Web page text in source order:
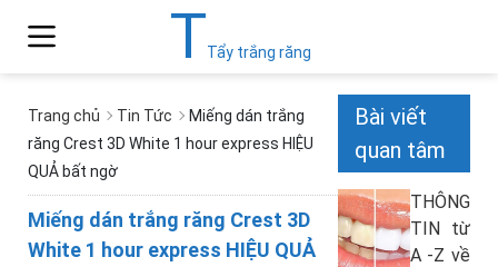
TTẩy trắng răng
Trang chủ Tin Tức
Miếng dán trắng
răng Crest 3D White 1 hour express HIỆU
QUẢ bất ngờ
Miếng dán trắng răng Crest 3D
White 1 hour express HIỆU QUẢ
Bài viết
quan tâm
THÔNG
TIN từ
A -Z về